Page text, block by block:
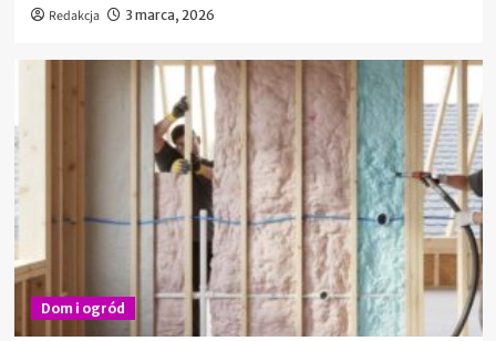
Redakcja 3 marca, 2026
Dom i ogród